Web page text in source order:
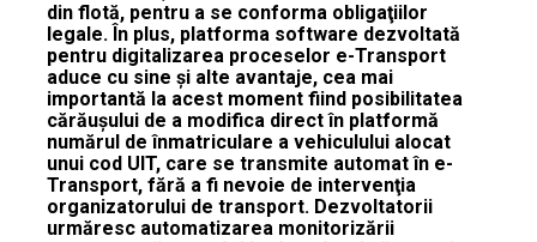
din flotă, pentru a se conforma obligaţiilor
legale. În plus, platforma software dezvoltată
pentru digitalizarea proceselor e-Transport
aduce cu sine şi alte avantaje, cea mai
importantă la acest moment fiind posibilitatea
cărăuşului de a modifica direct în platformă
numărul de înmatriculare a vehiculului alocat
unui cod UIT, care se transmite automat în e-
Transport, fără a fi nevoie de intervenţia
organizatorului de transport. Dezvoltatorii
urmăresc automatizarea monitorizării